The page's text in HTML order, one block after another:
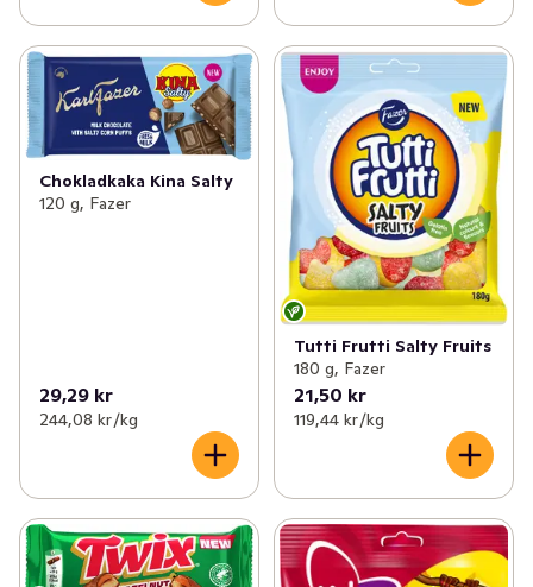
✓ Dryckesnyheter (28)
Ostnyheter (6)
Nyheter inom energi- och vitamindrycker (40)
✓ Leksaksnyheter (1)
✓ Dags att fylla på solskydd
✓ Glass- och dessertnyheter (45)
✓ Nyheter inom träning & hälsa (6)
Chokladkaka Kina Salty
120 g, Fazer
29,29 kr
244,08 kr /kg
Tutti Frutti Salty Fruits
180 g, Fazer
21,50 kr
119,44 kr /kg